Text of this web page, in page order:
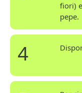
fiori)
pepe.
4